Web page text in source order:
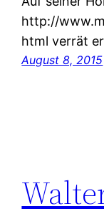
http://
html verrät
August 8, 2015